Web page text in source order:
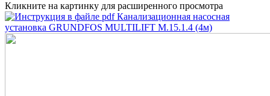
Кликните на картинку для расширенного просмотра